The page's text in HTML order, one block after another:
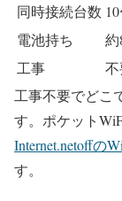
同時接続台数
電池持ち
約
工事
工事不要でどこ
す。ポケット
Internet.netoffの
す。